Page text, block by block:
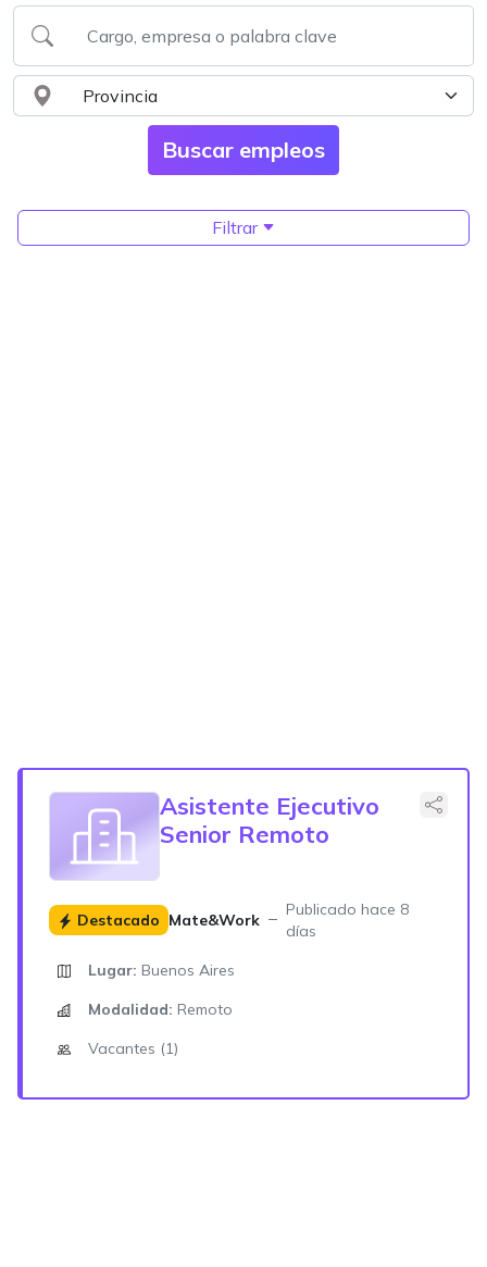
Filtrar
Asistente Ejecutivo
Senior Remoto
Destacado Mate&Work
Publicado hace 8
días
Lugar: Buenos Aires
Modalidad: Remoto
Vacantes (1)